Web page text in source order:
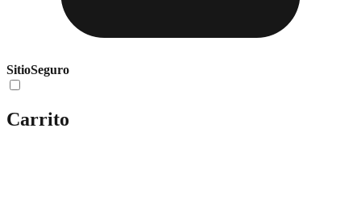
SitioSeguro
Carrito